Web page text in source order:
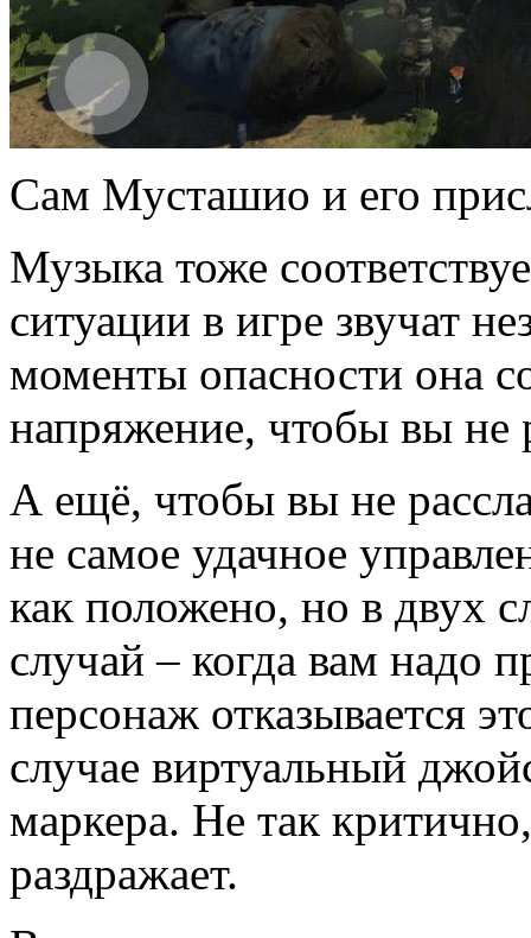
Сам Мусташио и его
Музыка тоже
ситуации в игре звучат
моменты опасности она
напряжение, чтобы вы не
А ещё, чтобы вы не
не самое удачное
как положено, но в двух
случай – когда вам надо
персонаж отказывается
случае виртуальный
маркера. Не так
раздражает.